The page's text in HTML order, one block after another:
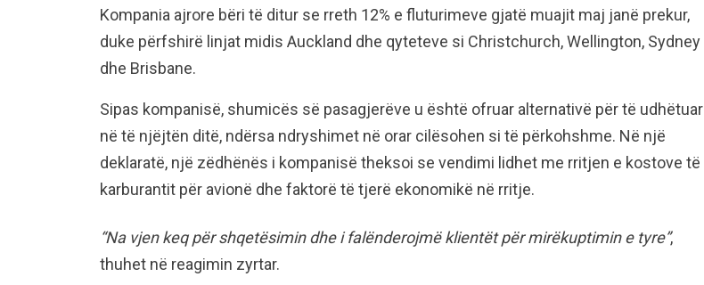
Kompania ajrore bëri të ditur se rreth 12% e fluturimeve gjatë muajit maj janë prekur,
duke përfshirë linjat midis Auckland dhe qyteteve si Christchurch, Wellington, Sydney
dhe Brisbane.
Sipas kompanisë, shumicës së pasagjerëve u është ofruar alternativë për të udhëtuar
në të njëjtën ditë, ndërsa ndryshimet në orar cilësohen si të përkohshme. Në një
deklaratë, një zëdhënës i kompanisë theksoi se vendimi lidhet me rritjen e kostove të
karburantit për avionë dhe faktorë të tjerë ekonomikë në rritje.
“Na vjen keq për shqetësimin dhe i falënderojmë klientët për mirëkuptimin e tyre”,
thuhet në reagimin zyrtar.